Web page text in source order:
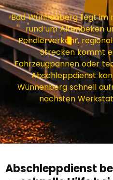
Bad Wünnenberg liegt im
rund um Altenbeken
Pendlerverkehr,
Strecken kommt
Fahrzeugpannen oder
Abschleppdienst
Wünnenberg schnell
nächsten
Abschleppdienst